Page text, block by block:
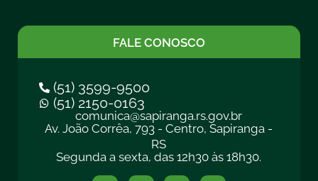
FALE CONOSCO
(51) 3599-9500
(51) 2150-0163
comunica@sapiranga.rs.gov.br
Av. João Corrêa, 793 - Centro, Sapiranga -
RS
Segunda a sexta, das 12h30 às 18h30.